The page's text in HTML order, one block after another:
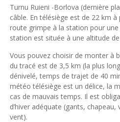
Turnu Ruieni -Borlova (dernière
câble. En télésiège est de 22 km
route grimpe à la station pour
station est située à une altitude
Vous pouvez choisir de monter à
du tracé est de 3,5 km (la plus
dénivelé, temps de trajet de 40
météo télésiège est un délice, la
cas de mauvais temps. Il est
d’hiver adéquate (gants,
vent).